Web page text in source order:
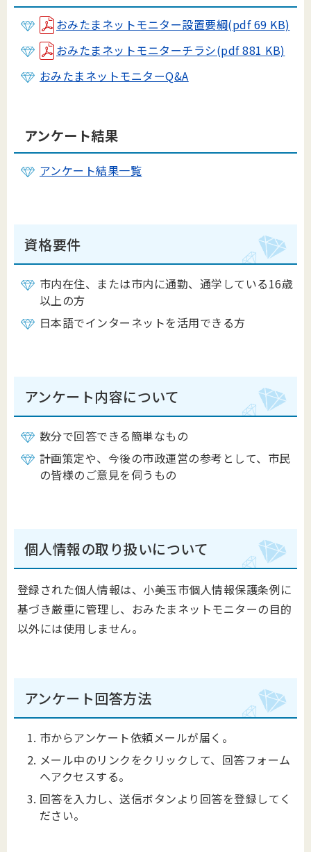
おみたまネットモニター設置要綱(pdf 69 KB)
おみたまネットモニターチラシ(pdf 881 KB)
おみたまネットモニターQ&A
アンケート結果
アンケート結果一覧
資格要件
市内在住、または市内に通勤、通学している16歳
以上の方
日本語でインターネットを活用できる方
アンケート内容について
数分で回答できる簡単なもの
計画策定や、今後の市政運営の参考として、市民
の皆様のご意見を伺うもの
個人情報の取り扱いについて
登録された個人情報は、小美玉市個人情報保護条例に
基づき厳重に管理し、おみたまネットモニターの目的
以外には使用しません。
アンケート回答方法
市からアンケート依頼メールが届く。
メール中のリンクをクリックして、回答フォーム
へアクセスする。
回答を入力し、送信ボタンより回答を登録してく
ださい。